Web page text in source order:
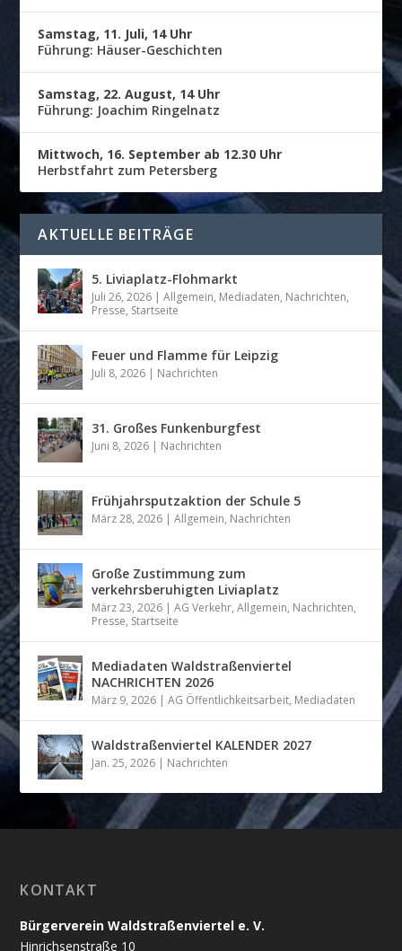
Samstag, 11. Juli, 14 Uhr
Führung: Häuser-Geschichten
Samstag, 22. August, 14 Uhr
Führung: Joachim Ringelnatz
Mittwoch, 16. September ab 12.30 Uhr
Herbstfahrt zum Petersberg
AKTUELLE BEITRÄGE
5. Liviaplatz-Flohmarkt
Juli 26, 2026 |Allgemein, Mediadaten, Nachrichten,
Presse, Startseite
Feuer und Flamme für Leipzig
Juli 8, 2026 | Nachrichten
31. Großes Funkenburgfest
Juni 8, 2026 | Nachrichten
Frühjahrsputzaktion der Schule 5
März 28, 2026 |Allgemein, Nachrichten
Große Zustimmung zum
verkehrsberuhigten Liviaplatz
März 23, 2026 |AG Verkehr,Allgemein, Nachrichten,
Presse, Startseite
Mediadaten Waldstraßenviertel
NACHRICHTEN 2026
März 9, 2026 |AG Öffentlichkeitsarbeit, Mediadaten
Waldstraßenviertel KALENDER 2027
Jan. 25, 2026 | Nachrichten
KONTAKT
Bürgerverein Waldstraßenviertel e. V.
Hinrichsenstraße 10